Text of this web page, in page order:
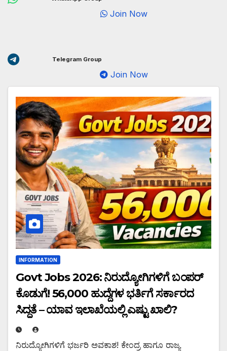
Join Now
Telegram Group
Join Now
INFORMATION
Govt Jobs 2026: ನಿರುದ್ಯೋಗಿಗಳಿಗೆ ಬಂಪರ್
ಕೊಡುಗೆ! 56,000 ಹುದ್ದೆಗಳ ಭರ್ತಿಗೆ ಸರ್ಕಾರದ
ಸಿದ್ಧತೆ – ಯಾವ ಇಲಾಖೆಯಲ್ಲಿ ಎಷ್ಟು ಖಾಲಿ?
ನಿರುದ್ಯೋಗಿಗಳಿಗೆ ಭರ್ಜರಿ ಅವಕಾಶ! ಕೇಂದ್ರ ಹಾಗೂ ರಾಜ್ಯ